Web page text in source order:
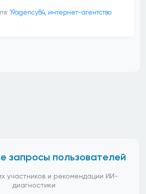
19agency84, интернет-агентство
запросы пользователей
участников и рекомендации ИИ-
диагностики